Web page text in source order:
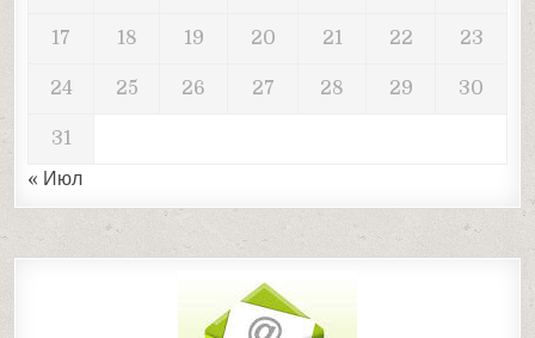
17 18 19 20 21 22 23
24 25 26 27 28 29 30
31
« Июл